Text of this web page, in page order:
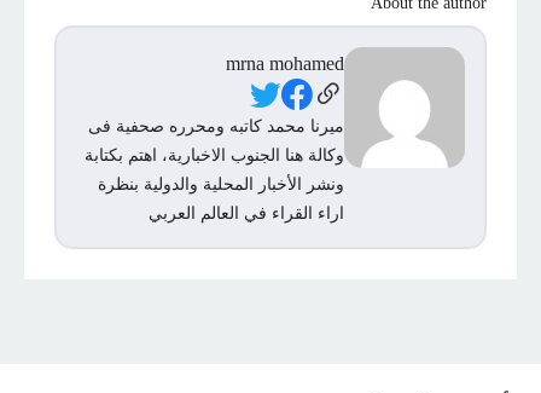
mrna mohamed
Social Links
ميرنا محمد كاتبه ومحرره صحفية فى
وكالة هنا الجنوب الاخبارية، اهتم بكتابة
ونشر الأخبار المحلية والدولية بنظرة
اراء القراء في العالم العربي